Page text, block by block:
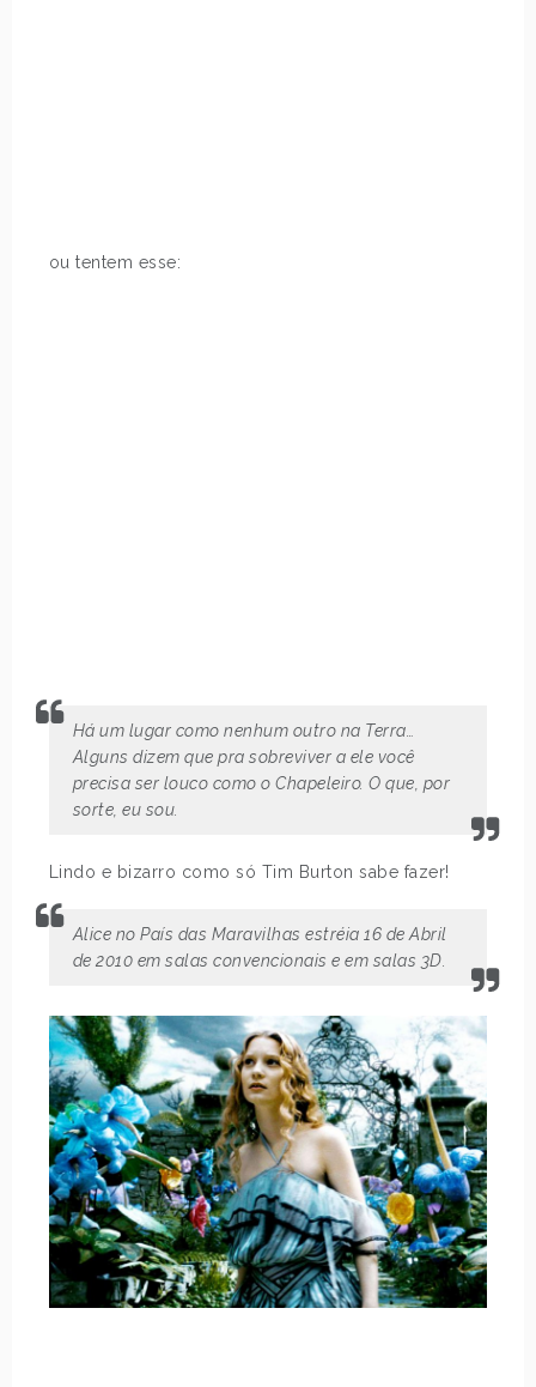
ou tentem esse:
Há um lugar como nenhum outro na Terra…
Alguns dizem que pra sobreviver a ele você
precisa ser louco como o Chapeleiro. O que, por
sorte, eu sou.
Lindo e bizarro como só Tim Burton sabe fazer!
Alice no País das Maravilhas estréia 16 de Abril
de 2010 em salas convencionais e em salas 3D.